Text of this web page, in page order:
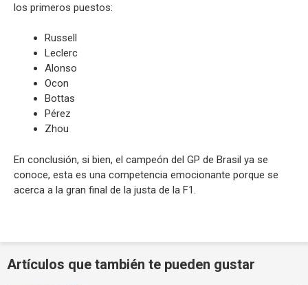
los primeros puestos:
Russell
Leclerc
Alonso
Ocon
Bottas
Pérez
Zhou
En conclusión, si bien, el campeón del GP de Brasil ya se
conoce, esta es una competencia emocionante porque se
acerca a la gran final de la justa de la F1.
Artículos que también te pueden gustar